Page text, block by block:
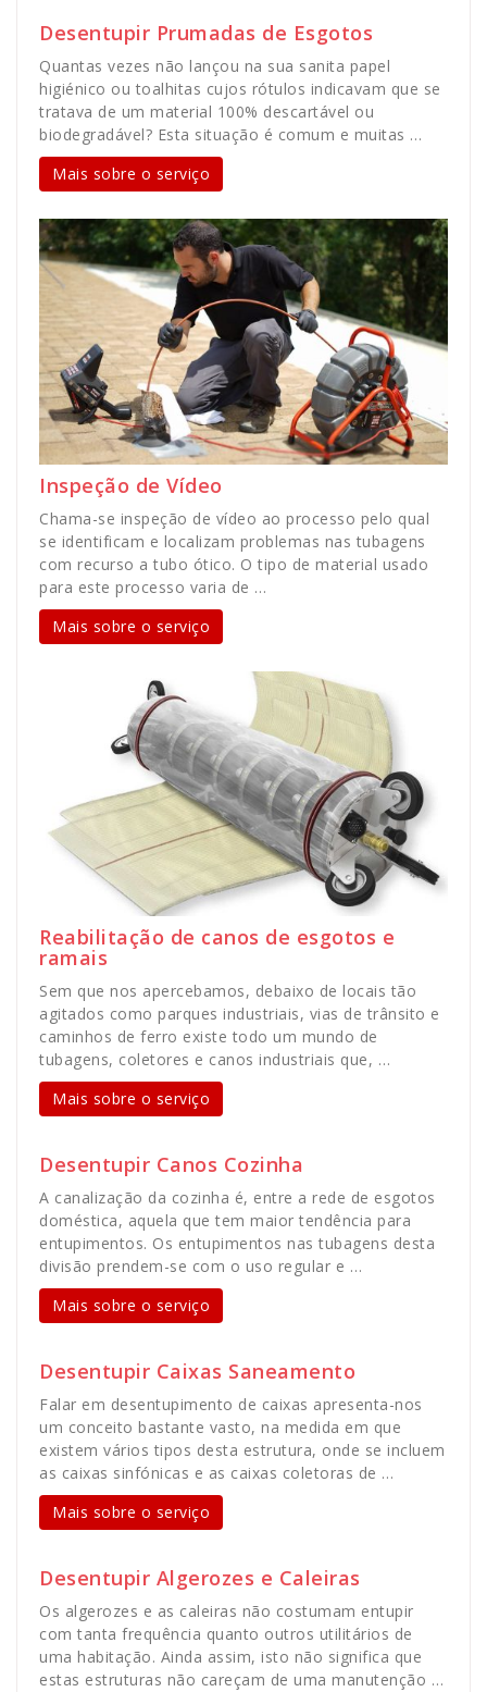
Desentupir Prumadas de Esgotos
Quantas vezes não lançou na sua sanita papel
higiénico ou toalhitas cujos rótulos indicavam que se
tratava de um material 100% descartável ou
biodegradável? Esta situação é comum e muitas …
Mais sobre o serviço
Inspeção de Vídeo
Chama-se inspeção de vídeo ao processo pelo qual
se identificam e localizam problemas nas tubagens
com recurso a tubo ótico. O tipo de material usado
para este processo varia de …
Mais sobre o serviço
Reabilitação de canos de esgotos e
ramais
Sem que nos apercebamos, debaixo de locais tão
agitados como parques industriais, vias de trânsito e
caminhos de ferro existe todo um mundo de
tubagens, coletores e canos industriais que, …
Mais sobre o serviço
Desentupir Canos Cozinha
A canalização da cozinha é, entre a rede de esgotos
doméstica, aquela que tem maior tendência para
entupimentos. Os entupimentos nas tubagens desta
divisão prendem-se com o uso regular e …
Mais sobre o serviço
Desentupir Caixas Saneamento
Falar em desentupimento de caixas apresenta-nos
um conceito bastante vasto, na medida em que
existem vários tipos desta estrutura, onde se incluem
as caixas sinfónicas e as caixas coletoras de …
Mais sobre o serviço
Desentupir Algerozes e Caleiras
Os algerozes e as caleiras não costumam entupir
com tanta frequência quanto outros utilitários de
uma habitação. Ainda assim, isto não significa que
estas estruturas não careçam de uma manutenção …